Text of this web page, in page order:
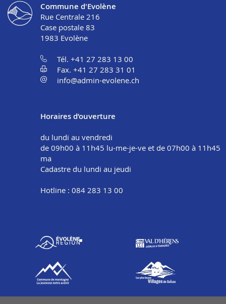
Commune d'Evolène
Rue Centrale 216
Case postale 83
1983 Evolène
Tél. +41 27 283 13 00
Fax. +41 27 283 31 01
info@admin-evolene.ch
Horaires d’ouverture
du lundi au vendredi
de 09h00 à 11h45 lu-me-je-ve et de 07h00 à 11h45
ma
Cadastre du lundi au jeudi
Hotline : 084 283 13 00